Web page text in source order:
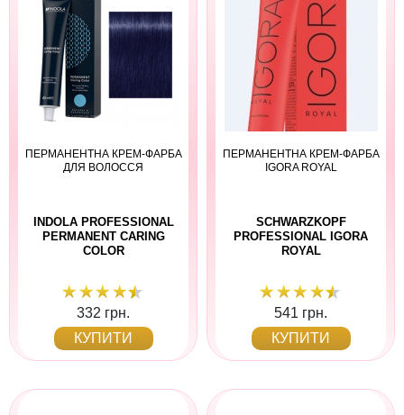
ПЕРМАНЕНТНА КРЕМ-ФАРБА
ДЛЯ ВОЛОССЯ
INDOLA PROFESSIONAL
PERMANENT CARING
COLOR
332 грн.
КУПИТИ
ПЕРМАНЕНТНА КРЕМ-ФАРБА
IGORA ROYAL
SCHWARZKOPF
PROFESSIONAL IGORA
ROYAL
541 грн.
КУПИТИ